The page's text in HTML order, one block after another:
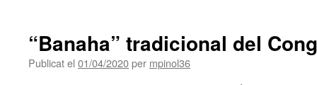
“Banaha” tradicional del
Publicat el 01/04/2020per mpinol36